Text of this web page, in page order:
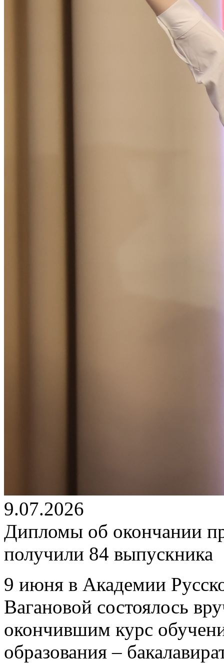
9.07.2026
Дипломы об окончании
получили 84 выпускника
9 июня в Академии
Вагановой состоялось
окончившим курс
образования –